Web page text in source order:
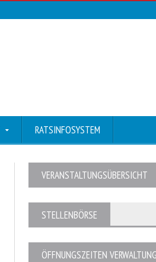
RATSINFOSYSTEM
VERANSTALTUNGSÜBERSICHT
STELLENBÖRSE
ÖFFNUNGSZEITEN VERWALTUNG